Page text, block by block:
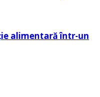
alimentară într-un